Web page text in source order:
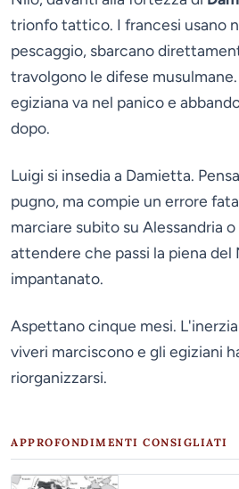
trionfo tattico. I francesi usano
pescaggio, sbarcano
travolgono le difese
egiziana va nel panico e
dopo.
Luigi si insedia a Damietta.
pugno, ma compie un errore
marciare subito su Alessandria
attendere che passi la piena del
impantanato.
Aspettano cinque mesi.
viveri marciscono e gli egiziani
riorganizzarsi.
APPROFONDIMENTI CONSIGLIATI